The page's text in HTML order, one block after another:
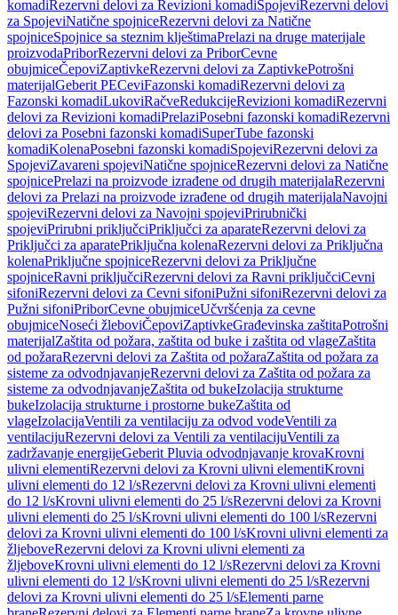
komadiRezervni delovi za Revizioni komadiSpojeviRezervni delovi
za SpojeviNatične spojniceRezervni delovi za Natične
spojniceSpojnice sa steznim klještimaPrelazi na druge materijale
proizvodaPriborRezervni delovi za PriborCevne
obujmiceČepoviZaptivkeRezervni delovi za ZaptivkePotrošni
materijalGeberit PECeviFazonski komadiRezervni delovi za
Fazonski komadiLukoviRačveRedukcijeRevizioni komadiRezervni
delovi za Revizioni komadiPrelaziPosebni fazonski komadiRezervni
delovi za Posebni fazonski komadiSuperTube fazonski
komadiKolenaPosebni fazonski komadiSpojeviRezervni delovi za
SpojeviZavareni spojeviNatične spojniceRezervni delovi za Natične
spojnicePrelazi na proizvode izrađene od drugih materijalaRezervni
delovi za Prelazi na proizvode izrađene od drugih materijalaNavojni
spojeviRezervni delovi za Navojni spojeviPrirubnički
spojeviPrirubni priključciPriključci za aparateRezervni delovi za
Priključci za aparatePriključna kolenaRezervni delovi za Priključna
kolenaPriključne spojniceRezervni delovi za Priključne
spojniceRavni priključciRezervni delovi za Ravni priključciCevni
sifoniRezervni delovi za Cevni sifoniPužni sifoniRezervni delovi za
Pužni sifoniPriborCevne obujmiceUčvršćenja za cevne
obujmiceNoseći žleboviČepoviZaptivkeGrađevinska zaštitaPotrošni
materijalZaštita od požara, zaštita od buke i zaštita od vlageZaštita
od požaraRezervni delovi za Zaštita od požaraZaštita od požara za
sisteme za odvodnjavanjeRezervni delovi za Zaštita od požara za
sisteme za odvodnjavanjeZaštita od bukeIzolacija strukturne
bukeIzolacija strukturne i prostorne bukeZaštita od
vlageIzolacijaVentili za ventilaciju za odvod vodeVentili za
ventilacijuRezervni delovi za Ventili za ventilacijuVentili za
zadržavanje energijeGeberit Pluvia odvodnjavanje krovaKrovni
ulivni elementiRezervni delovi za Krovni ulivni elementiKrovni
ulivni elementi do 12 l/sRezervni delovi za Krovni ulivni elementi
do 12 l/sKrovni ulivni elementi do 25 l/sRezervni delovi za Krovni
ulivni elementi do 25 l/sKrovni ulivni elementi do 100 l/sRezervni
delovi za Krovni ulivni elementi do 100 l/sKrovni ulivni elementi za
žljeboveRezervni delovi za Krovni ulivni elementi za
žljeboveKrovni ulivni elementi do 12 l/sRezervni delovi za Krovni
ulivni elementi do 12 l/sKrovni ulivni elementi do 25 l/sRezervni
delovi za Krovni ulivni elementi do 25 l/sElementi parne